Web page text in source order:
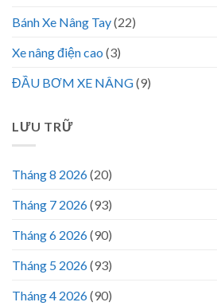
Bánh Xe Nâng Tay(22)
Xe nâng điện cao (3)
ĐẦU BƠM XE NÂNG(9)
LƯU TRỮ
Tháng 8 2026(20)
Tháng 7 2026(93)
Tháng 6 2026(90)
Tháng 5 2026(93)
Tháng 4 2026(90)